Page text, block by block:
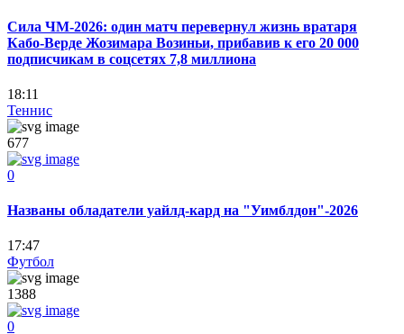
Сила ЧМ-2026: один матч перевернул жизнь вратаря
Кабо-Верде Жозимара Возиньи, прибавив к его 20 000
подписчикам в соцсетях 7,8 миллиона
18:11
Теннис
677
0
Названы обладатели уайлд-кард на "Уимблдон"-2026
17:47
Футбол
1388
0